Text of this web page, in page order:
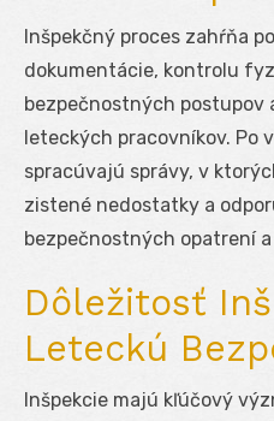
Inšpekčný proces zahŕňa
dokumentácie, kontrolu
bezpečnostných postupov
leteckých pracovníkov. Po
spracúvajú správy, v
zistené nedostatky a
bezpečnostných opatrení
Dôležitosť
Leteckú
Inšpekcie majú kľúčový